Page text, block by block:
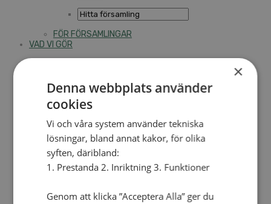
FÖR FÖRSAMLINGAR
VAD VI GÖR
Våra arbeten
Här finns vi
Nationellt
Nationella avdelningen
Nationella arbetsområden
Våra pionjära satsningar
Engagera dig nationellt
×
Denna webbplats använder
cookies
Vi och våra system använder tekniska
lösningar, bland annat kakor, för olika
syften, däribland:
1. Prestanda 2. Inriktning 3. Funktioner
Genom att klicka ”Acceptera Alla” ger du